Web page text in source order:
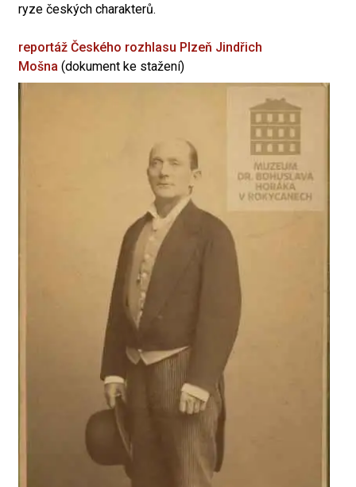
ryze českých charakterů.
reportáž Českého rozhlasu Plzeň Jindřich
Mošna (dokument ke stažení)